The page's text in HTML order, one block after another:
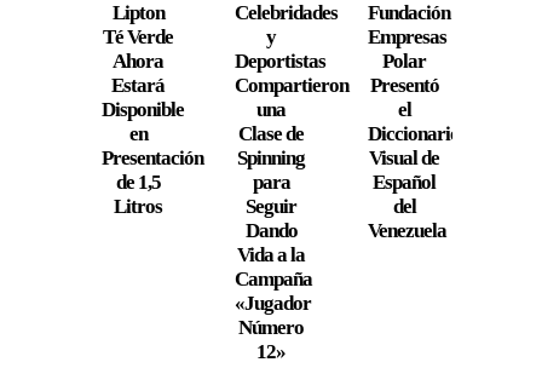
Lipton
Té Verde
Ahora
Estará
Disponible
en
Presentación
de 1,5
Litros
Celebridades
y
Deportistas
Compartieron
una
Clase de
Spinning
para
Seguir
Dando
Vida a la
Campaña
«Jugador
Número
12»
Fundación
Empresas
Polar
Presentó
el
Diccionario
Visual de
Español
del
Venezuela